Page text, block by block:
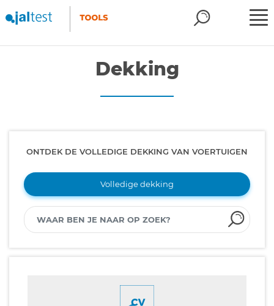
Dekking
ONTDEK DE VOLLEDIGE DEKKING VAN VOERTUIGEN
Volledige dekking